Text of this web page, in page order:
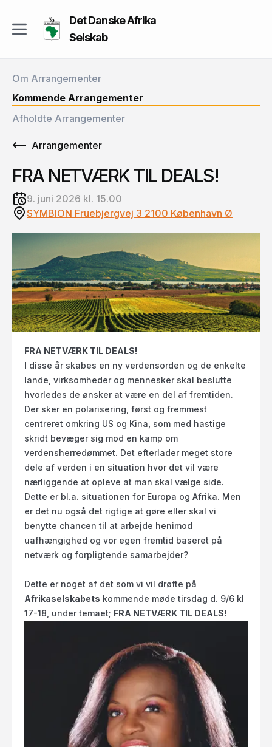
Det Danske Afrika
Selskab
Om Arrangementer
Kommende Arrangementer
Afholdte Arrangementer
Arrangementer
FRA NETVÆRK TIL DEALS!
9. juni 2026 kl. 15.00
SYMBION Fruebjergvej 3 2100 København Ø
FRA NETVÆRK TIL DEALS!
I disse år skabes en ny verdensorden og de enkelte
lande, virksomheder og mennesker skal beslutte
hvorledes de ønsker at være en del af fremtiden.
Der sker en polarisering, først og fremmest
centreret omkring US og Kina, som med hastige
skridt bevæger sig mod en kamp om
verdensherredømmet. Det efterlader meget store
dele af verden i en situation hvor det vil være
nærliggende at opleve at man skal vælge side.
Dette er bl.a. situationen for Europa og Afrika. Men
er det nu også det rigtige at gøre eller skal vi
benytte chancen til at arbejde henimod
uafhængighed og vor egen fremtid baseret på
netværk og forpligtende samarbejder?
Dette er noget af det som vi vil drøfte på
Afrikaselskabets kommende møde tirsdag d. 9/6 kl
17-18, under temaet; FRA NETVÆRK TIL DEALS!